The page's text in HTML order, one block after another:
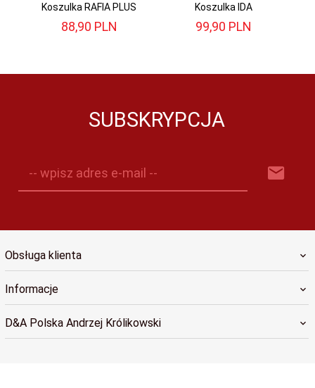
Koszulka RAFIA PLUS
88,90 PLN
Koszulka IDA
99,90 PLN
SUBSKRYPCJA
-- wpisz adres e-mail --
Obsługa klienta
Informacje
D&A Polska Andrzej Królikowski